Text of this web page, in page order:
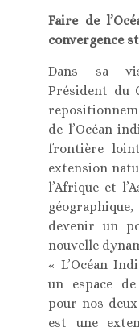
Faire de
convergence
Dans sa
Président du
de l’Océan
frontière
extension
l’Afrique et
devenir un
nouvelle
« L’Océan
un espace
pour nos deux
est une